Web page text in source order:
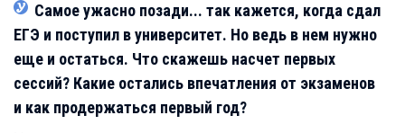
Самое ужасно позади... так кажется, когда сдал
ЕГЭ и поступил в университет. Но ведь в нем нужно
еще и остаться. Что скажешь насчет первых
сессий? Какие остались впечатления от экзаменов
и как продержаться первый год?